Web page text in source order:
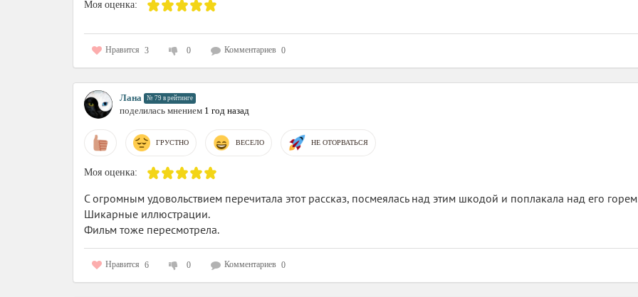
Моя оценка:
Нравится 3 0 Комментариев 0
Лана № 79 в рейтинге
поделилась мнением 1 год назад
ГРУСТНО ВЕСЕЛО НЕ ОТОРВАТЬСЯ
Моя оценка:
С огромным удовольствием перечитала этот рассказ, посмеялась над этим шкодой и поплакала над его
Шикарные иллюстрации.
Фильм тоже пересмотрела.
Нравится 6 0 Комментариев 0